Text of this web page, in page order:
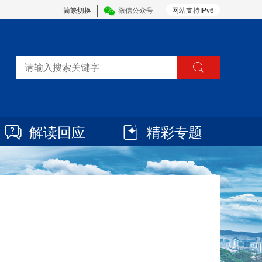
网站支持IPv6
简繁切换 微信公众号
解读回应 精彩专题